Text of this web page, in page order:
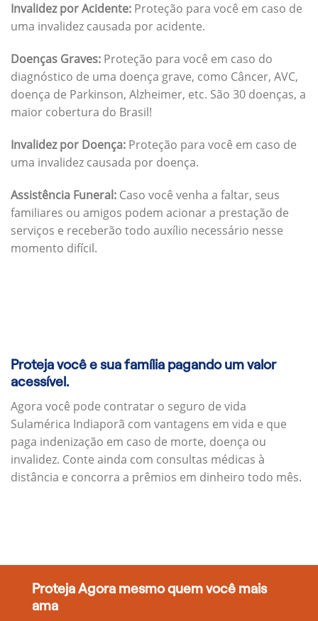
Invalidez por Acidente: Proteção para você em caso de
uma invalidez causada por acidente.
Doenças Graves: Proteção para você em caso do
diagnóstico de uma doença grave, como Câncer, AVC,
doença de Parkinson, Alzheimer, etc. São 30 doenças, a
maior cobertura do Brasil!
Invalidez por Doença: Proteção para você em caso de
uma invalidez causada por doença.
Assistência Funeral: Caso você venha a faltar, seus
familiares ou amigos podem acionar a prestação de
serviços e receberão todo auxílio necessário nesse
momento difícil.
Proteja você e sua família pagando um valor
acessível.
Agora você pode contratar o seguro de vida
Sulamérica Indiaporã com vantagens em vida e que
paga indenização em caso de morte, doença ou
invalidez. Conte ainda com consultas médicas à
distância e concorra a prêmios em dinheiro todo mês.
Proteja Agora mesmo quem você mais
ama